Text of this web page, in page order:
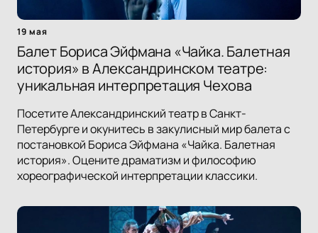
19 мая
Балет Бориса Эйфмана «Чайка. Балетная
история» в Александринском театре:
уникальная интерпретация Чехова
Посетите Александринский театр в Санкт-
Петербурге и окунитесь в закулисный мир балета с
постановкой Бориса Эйфмана «Чайка. Балетная
история». Оцените драматизм и философию
хореографической интерпретации классики.